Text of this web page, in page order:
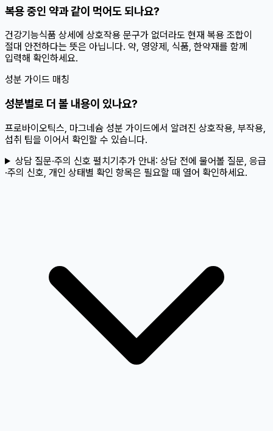
복용 중인 약과 같이 먹어도 되나요?
건강기능식품 상세에 상호작용 문구가 없더라도 현재 복용 조합이
절대 안전하다는 뜻은 아닙니다. 약, 영양제, 식품, 한약재를 함께
입력해 확인하세요.
성분 가이드 매칭
성분별로 더 볼 내용이 있나요?
프로바이오틱스, 마그네슘 성분 가이드에서 알려진 상호작용, 부작용,
섭취 팁을 이어서 확인할 수 있습니다.
상담 질문·주의 신호 펼치기추가 안내: 상담 전에 물어볼 질문, 응급
·주의 신호, 개인 상태별 확인 항목은 필요할 때 열어 확인하세요.